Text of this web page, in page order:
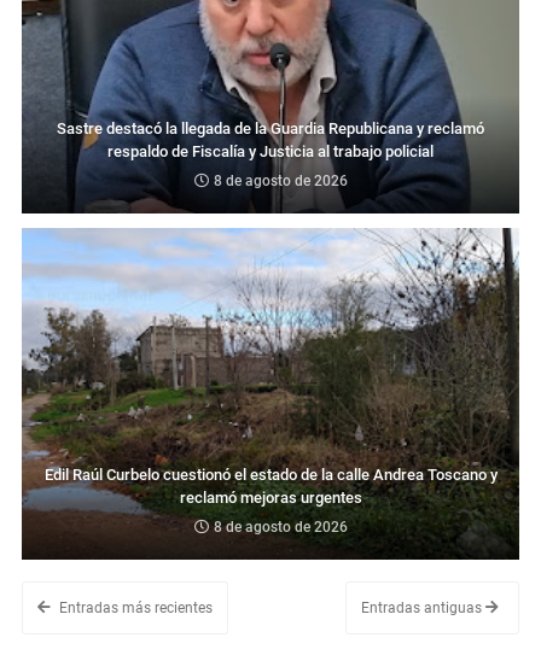
Sastre destacó la llegada de la Guardia Republicana y reclamó
respaldo de Fiscalía y Justicia al trabajo policial
8 de agosto de 2026
Edil Raúl Curbelo cuestionó el estado de la calle Andrea Toscano y
reclamó mejoras urgentes
8 de agosto de 2026
Entradas más recientes Entradas antiguas